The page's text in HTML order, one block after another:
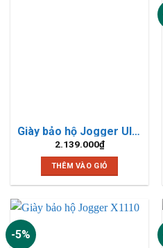
Giày bảo hộ Jogger Ultima
2.139.000₫
THÊM VÀO GIỎ
-5%